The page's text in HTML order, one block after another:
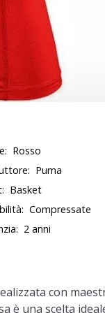
Rosso
Puma
Basket
Compressate
2 anni
con
è una scelta